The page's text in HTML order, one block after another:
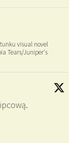
visual novel
Tears/Juniper's